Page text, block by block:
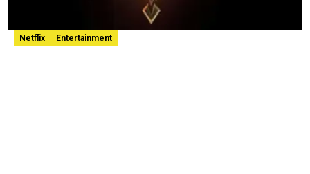
Netflix Entertainment